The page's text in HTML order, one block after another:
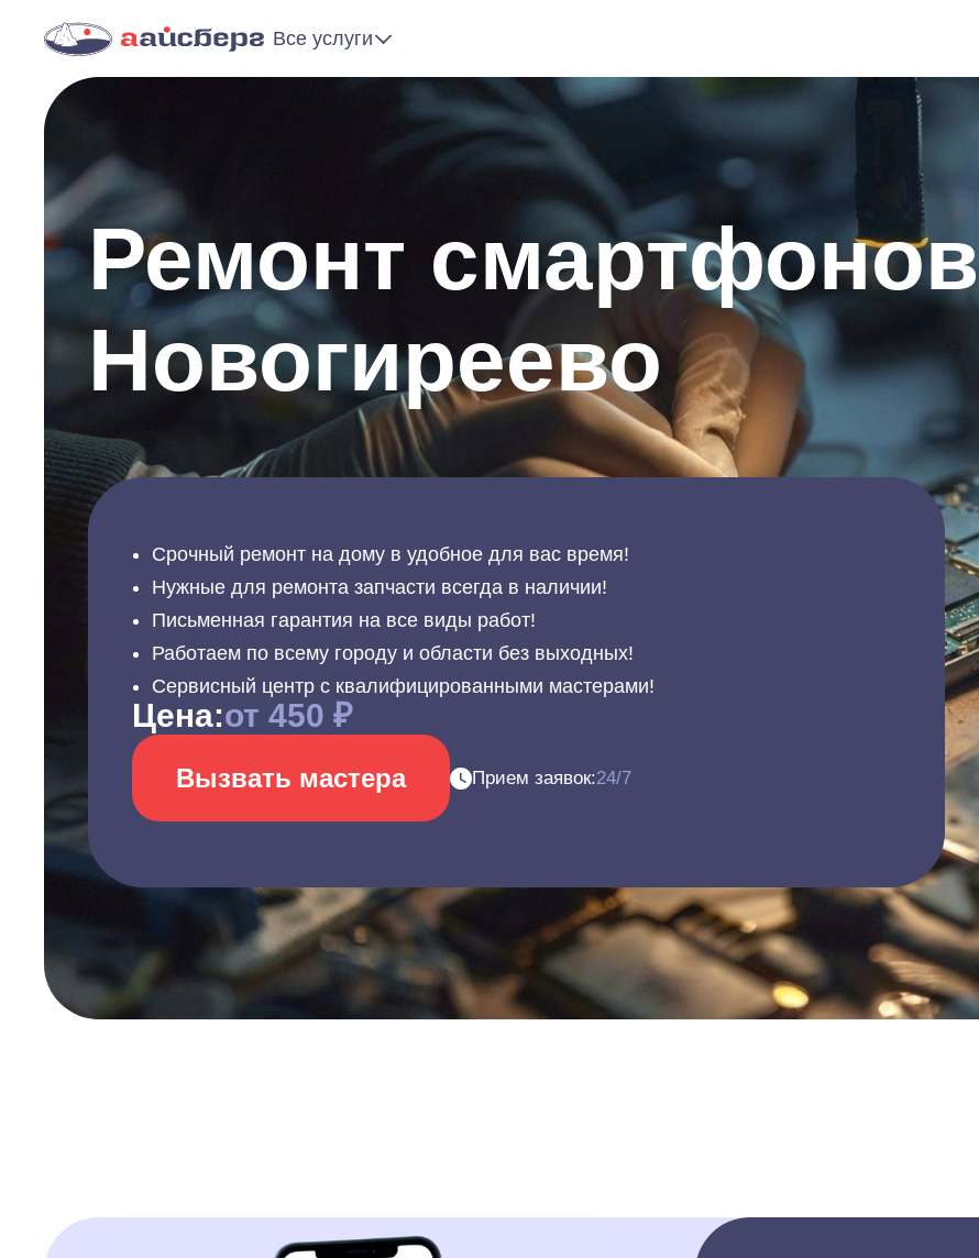
Все услуги
Ремонт смартфонов
Новогиреево
Срочный ремонт на дому в удобное для вас время!
Нужные для ремонта запчасти всегда в наличии!
Письменная гарантия на все виды работ!
Работаем по всему городу и области без выходных!
Сервисный центр с квалифицированными мастерами!
Цена:от 450 ₽
Вызвать мастера Прием заявок:24/7